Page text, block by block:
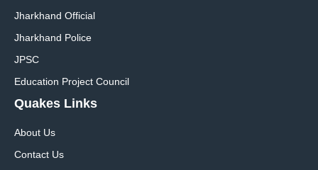
Jharkhand Official
Jharkhand Police
JPSC
Education Project Council
Quakes Links
About Us
Contact Us